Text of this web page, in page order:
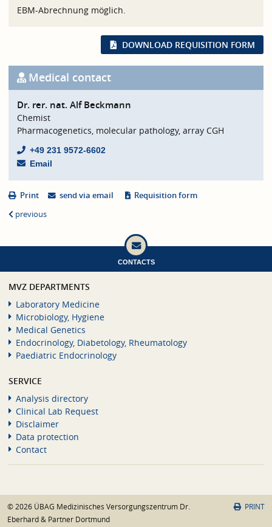
EBM-Abrechnung möglich.
DOWNLOAD REQUISITION FORM
Medical contact
Dr. rer. nat. Alf Beckmann
Chemist
Pharmacogenetics, molecular pathology, array CGH
+49 231 9572-6602
Email
Print send via email
Requisition form
previous
CONTACTS
MVZ DEPARTMENTS
Laboratory Medicine
Microbiology, Hygiene
Medical Genetics
Endocrinology, Diabetology, Rheumatology
Paediatric Endocrinology
SERVICE
Analysis directory
Clinical Lab Request
Disclaimer
Data protection
Contact
© 2026 ÜBAG Medizinisches Versorgungszentrum Dr.
Eberhard & Partner Dortmund
PRINT